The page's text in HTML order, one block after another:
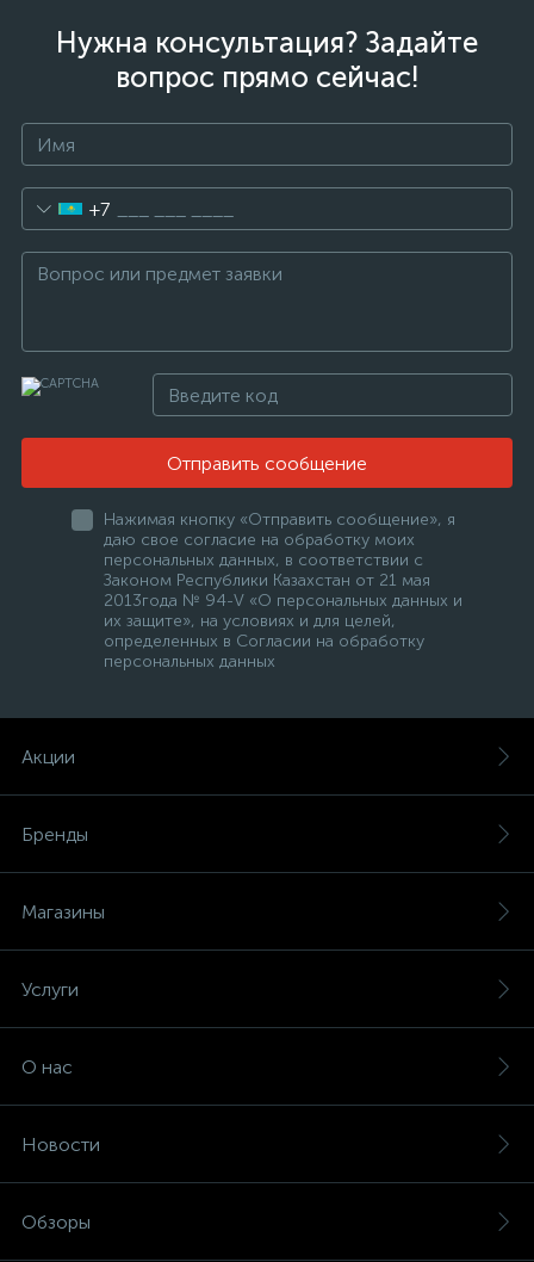
Нужна консультация? Задайте
вопрос прямо сейчас!
+7
Отправить сообщение
Нажимая кнопку «Отправить сообщение», я
даю свое согласие на обработку моих
персональных данных, в соответствии с
Законом Республики Казахстан от 21 мая
2013года № 94-V «О персональных данных и
их защите», на условиях и для целей,
определенных в Согласии на обработку
персональных данных
Акции
Бренды
Магазины
Услуги
О нас
Новости
Обзоры